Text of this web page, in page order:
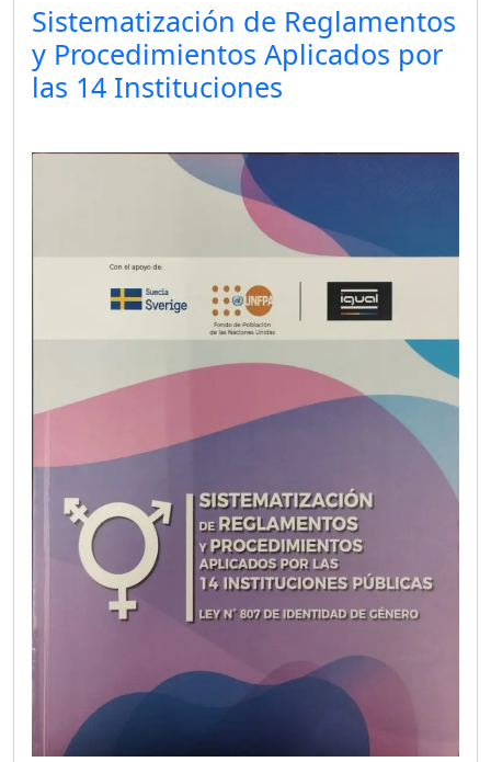
Sistematización de Reglamentos
y Procedimientos Aplicados por
las 14 Instituciones